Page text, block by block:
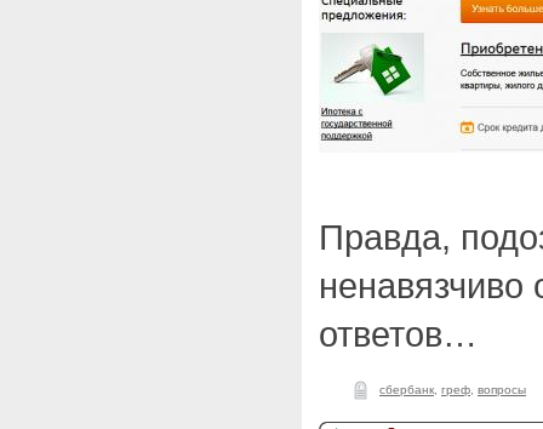
Правда,
ненавязчиво
ответов…
сбербанк греф вопросы